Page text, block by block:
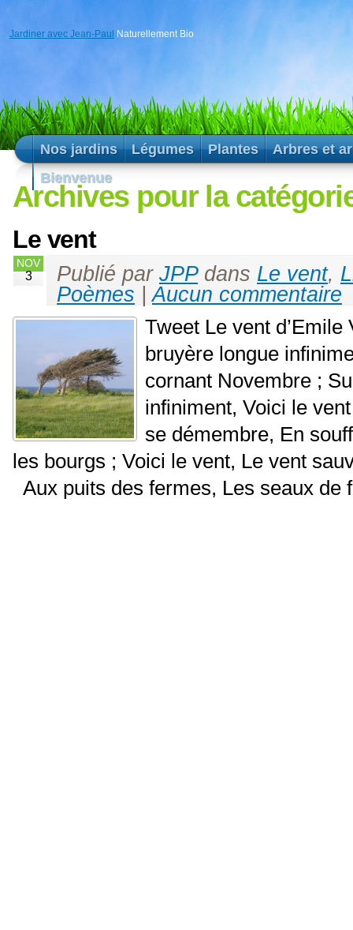
Jardiner avec Jean-Paul Naturellement Bio
Nos jardins Légumes Plantes
Arbres et
Bienvenue
Archives pour la
Le vent
NOV
3 Publié par JPPdans Le vent,
Poèmes |Aucun commentaire
Tweet Le vent
bruyère longue
cornant Novembre ;
infiniment, Voici le
se démembre, En
les bourgs ; Voici le vent, Le vent
Aux puits des fermes, Les seaux